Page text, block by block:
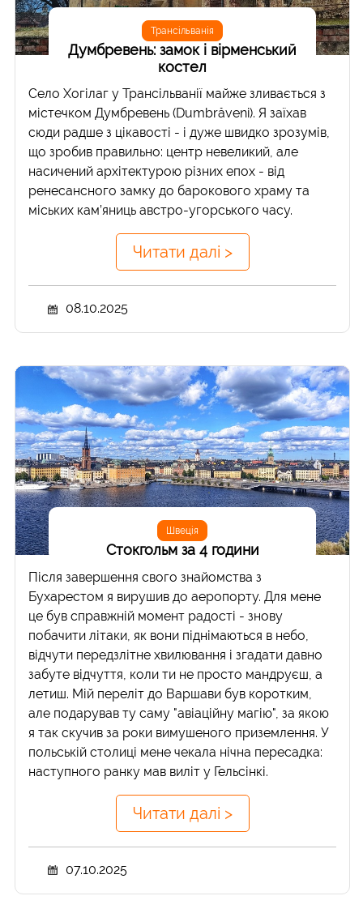
Трансільванія
Думбревень: замок і вірменський
костел
Село Хогілаг у Трансільванії майже зливається з
містечком Думбревень (Dumbrăveni). Я заїхав
сюди радше з цікавості - і дуже швидко зрозумів,
що зробив правильно: центр невеликий, але
насичений архітектурою різних епох - від
ренесансного замку до барокового храму та
міських кам’яниць австро-угорського часу.
Читати далі >
08.10.2025
Швеція
Стокгольм за 4 години
Після завершення свого знайомства з
Бухарестом я вирушив до аеропорту. Для мене
це був справжній момент радості - знову
побачити літаки, як вони піднімаються в небо,
відчути передзлітне хвилювання і згадати давно
забуте відчуття, коли ти не просто мандруєш, а
летиш. Мій переліт до Варшави був коротким,
але подарував ту саму "авіаційну магію", за якою
я так скучив за роки вимушеного приземлення. У
польській столиці мене чекала нічна пересадка:
наступного ранку мав виліт у Гельсінкі.
Читати далі >
07.10.2025